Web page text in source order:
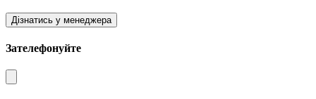
Дізнатись у менеджера
Зателефонуйте